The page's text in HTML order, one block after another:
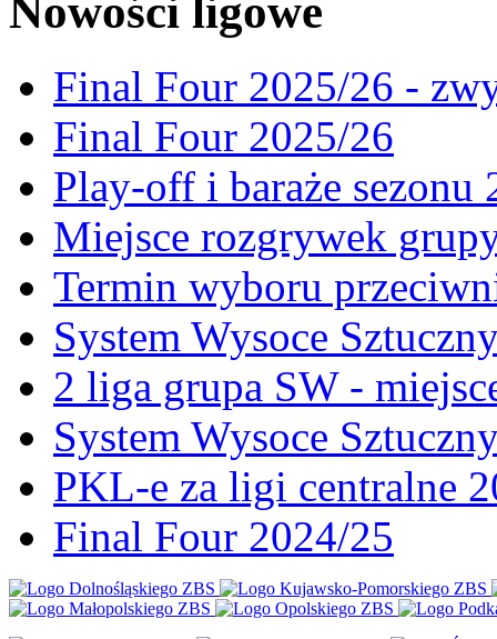
Nowości ligowe
Final Four 2025/26 -
Final Four 2025/26
Play-off i baraże sezonu
Miejsce rozgrywek
Termin wyboru
System Wysoce
2 liga grupa SW -
System Wysoce
PKL-e za ligi centralne
Final Four 2024/25